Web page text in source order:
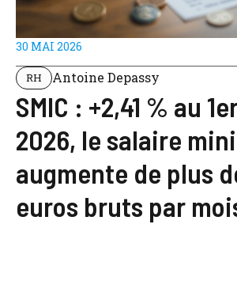
30 MAI 2026
RH Antoine Depassy
SMIC : +2,41 % au
2026, le salaire
augmente de plus
euros bruts par